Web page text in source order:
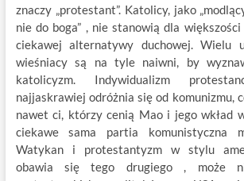
znaczy „protestant”. Katolicy, jako
nie do boga” , nie stanowią dla
ciekawej alternatywy duchowej. Wielu
wieśniacy są na tyle naiwni, by
katolicyzm. Indywidualizm
najjaskrawiej odróżnia się od komunizmu,
nawet ci, którzy cenią Mao i jego wkład
ciekawe sama partia komunistyczna
Watykan i protestantyzm w stylu
obawia się tego drugiego , może